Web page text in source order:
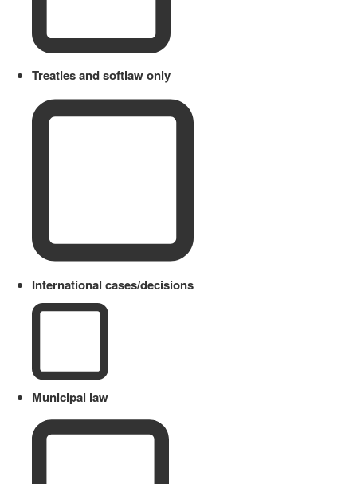
Treaties and softlaw only
International cases/decisions
Municipal law